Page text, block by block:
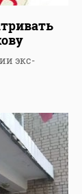
экс-